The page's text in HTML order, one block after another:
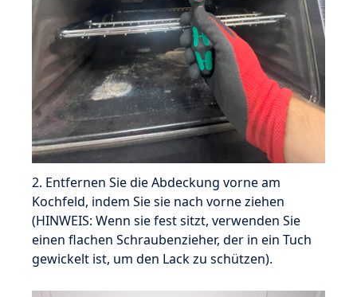
2. Entfernen Sie die Abdeckung vorne am
Kochfeld, indem Sie sie nach vorne ziehen
(HINWEIS: Wenn sie fest sitzt, verwenden Sie
einen flachen Schraubenzieher, der in ein Tuch
gewickelt ist, um den Lack zu schützen).